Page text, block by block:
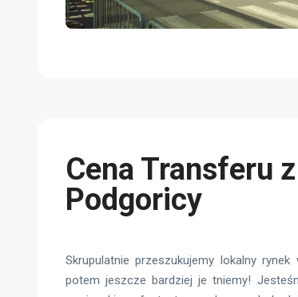
Cena Transferu
Podgoricy
Skrupulatnie przeszukujemy lokalny
potem jeszcze bardziej je tniemy!